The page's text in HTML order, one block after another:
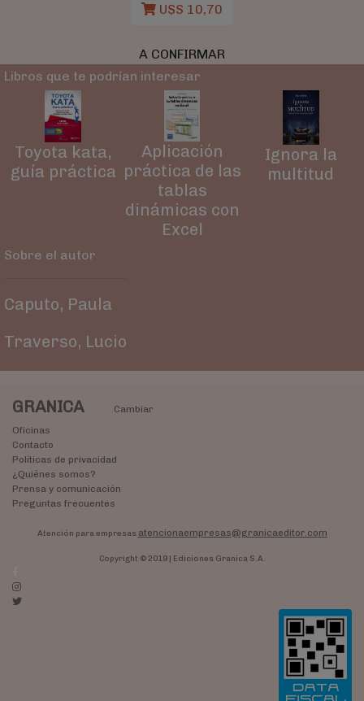
U$S 10,70
A CONFIRMAR
Libros que te podrían interesar
Toyota kata,
guía práctica
Aplicación
práctica de las
tablas
dinámicas con
Excel
Ignora la
multitud
Sobre el autor
Caputo, Paula
Traverso, Lucio
GRANICA
Cambiar
Oficinas
Contacto
Políticas de privacidad
¿Quiénes somos?
Prensa y comunicación
Preguntas frecuentes
Atención para empresas atencionaempresas@granicaeditor.com
Copyright © 2019 | Ediciones Granica S.A.